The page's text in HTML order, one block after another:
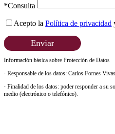
*Consulta
Acepto la Política de privacidad
Enviar
Información básica sobre Protección de Datos
· Responsable de los datos: Carlos Fornes Vivas
· Finalidad de los datos: poder responder a su
medio (electrónico o telefónico).